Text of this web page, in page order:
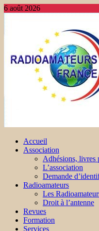
6 août 2026
Accueil
Association
Adhésions, livres
L’association
Demande
Radioamateurs
Les
Droit à l’antenne
Revues
Formation
Services